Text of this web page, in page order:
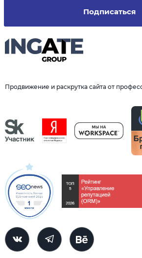
Продвижение и раскрутка сайта от
Подписаться